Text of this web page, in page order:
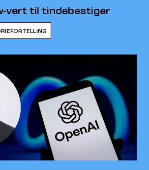
vert til tindebestiger